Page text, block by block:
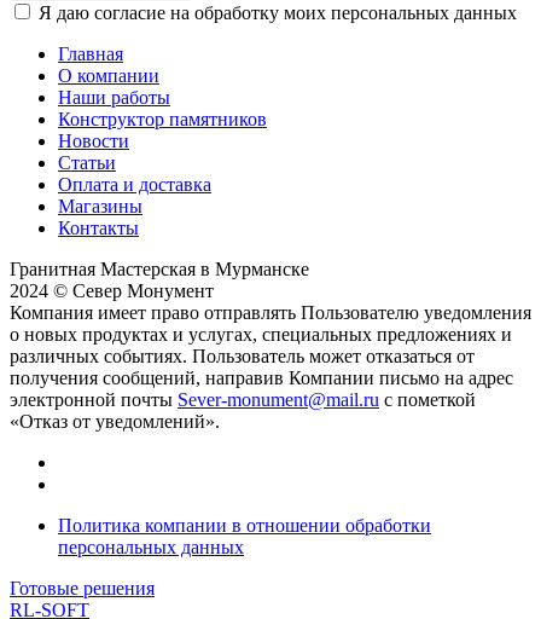
Я даю согласие на обработку моих персональных данных
Главная
О компании
Наши работы
Конструктор памятников
Новости
Статьи
Оплата и доставка
Магазины
Контакты
Гранитная Мастерская в Мурманске
2024 © Север Монумент
Компания имеет право отправлять Пользователю уведомления
о новых продуктах и услугах, специальных предложениях и
различных событиях. Пользователь может отказаться от
получения сообщений, направив Компании письмо на адрес
электронной почты Sever-monument@mail.ru с пометкой
«Отказ от уведомлений».
Политика компании в отношении обработки
персональных данных
Готовые решения
RL-SOFT